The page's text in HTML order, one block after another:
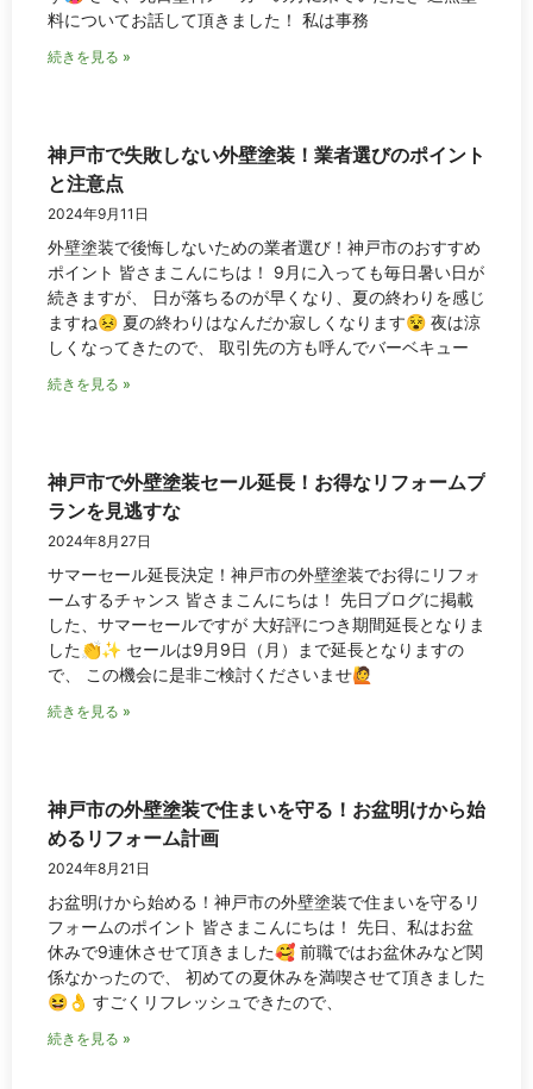
料についてお話して頂きました！ 私は事務
続きを見る »
神戸市で失敗しない外壁塗装！業者選びのポイント
と注意点
2024年9月11日
外壁塗装で後悔しないための業者選び！神戸市のおすすめ
ポイント 皆さまこんにちは！ 9月に入っても毎日暑い日が
続きますが、 日が落ちるのが早くなり、夏の終わりを感じ
ますね😣 夏の終わりはなんだか寂しくなります😵 夜は涼
しくなってきたので、 取引先の方も呼んでバーベキュー
続きを見る »
神戸市で外壁塗装セール延長！お得なリフォームプ
ランを見逃すな
2024年8月27日
サマーセール延長決定！神戸市の外壁塗装でお得にリフォ
ームするチャンス 皆さまこんにちは！ 先日ブログに掲載
した、サマーセールですが 大好評につき期間延長となりま
した👏✨ セールは9月9日（月）まで延長となりますの
で、 この機会に是非ご検討くださいませ🙋
続きを見る »
神戸市の外壁塗装で住まいを守る！お盆明けから始
めるリフォーム計画
2024年8月21日
お盆明けから始める！神戸市の外壁塗装で住まいを守るリ
フォームのポイント 皆さまこんにちは！ 先日、私はお盆
休みで9連休させて頂きました🥰 前職ではお盆休みなど関
係なかったので、 初めての夏休みを満喫させて頂きました
😆👌 すごくリフレッシュできたので、
続きを見る »